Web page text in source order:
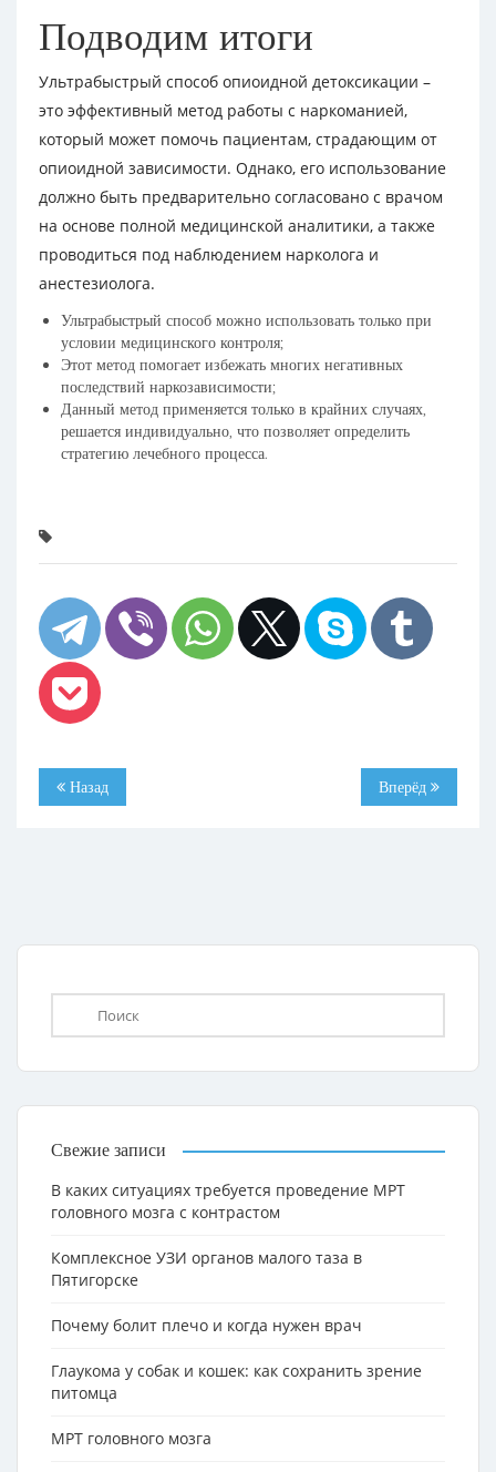
Подводим итоги
Ультрабыстрый способ опиоидной детоксикации –
это эффективный метод работы с наркоманией,
который может помочь пациентам, страдающим от
опиоидной зависимости. Однако, его использование
должно быть предварительно согласовано с врачом
на основе полной медицинской аналитики, а также
проводиться под наблюдением нарколога и
анестезиолога.
Ультрабыстрый способ можно использовать только при
условии медицинского контроля;
Этот метод помогает избежать многих негативных
последствий наркозависимости;
Данный метод применяется только в крайних случаях,
решается индивидуально, что позволяет определить
стратегию лечебного процесса.
Назад Вперёд
Свежие записи
В каких ситуациях требуется проведение МРТ
головного мозга с контрастом
Комплексное УЗИ органов малого таза в
Пятигорске
Почему болит плечо и когда нужен врач
Глаукома у собак и кошек: как сохранить зрение
питомца
МРТ головного мозга